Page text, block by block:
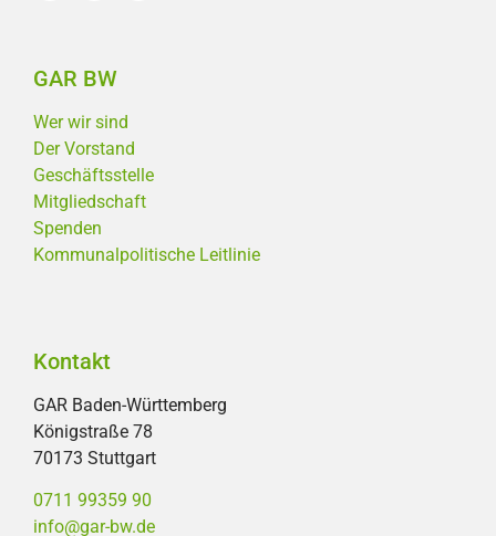
GAR BW
Wer wir sind
Der Vorstand
Geschäftsstelle
Mitgliedschaft
Spenden
Kommunalpolitische Leitlinie
Kontakt
GAR Baden-Württemberg
Königstraße 78
70173 Stuttgart
0711 99359 90
info@gar-bw.de